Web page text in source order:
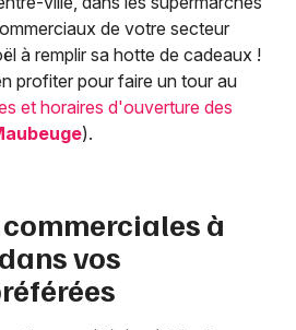
de votre secteur
à remplir sa hotte de cadeaux !
profiter pour faire un tour au
et horaires d'ouverture des
).
à
dans vos